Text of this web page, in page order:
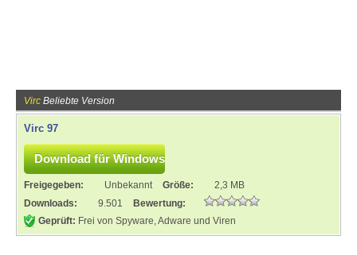
Virc Beliebte Version
Virc 97
Freigegeben: Unbekannt Größe:
2,3 MB
Downloads:
9.501
Bewertung:
Geprüft: Frei von Spyware, Adware und Viren